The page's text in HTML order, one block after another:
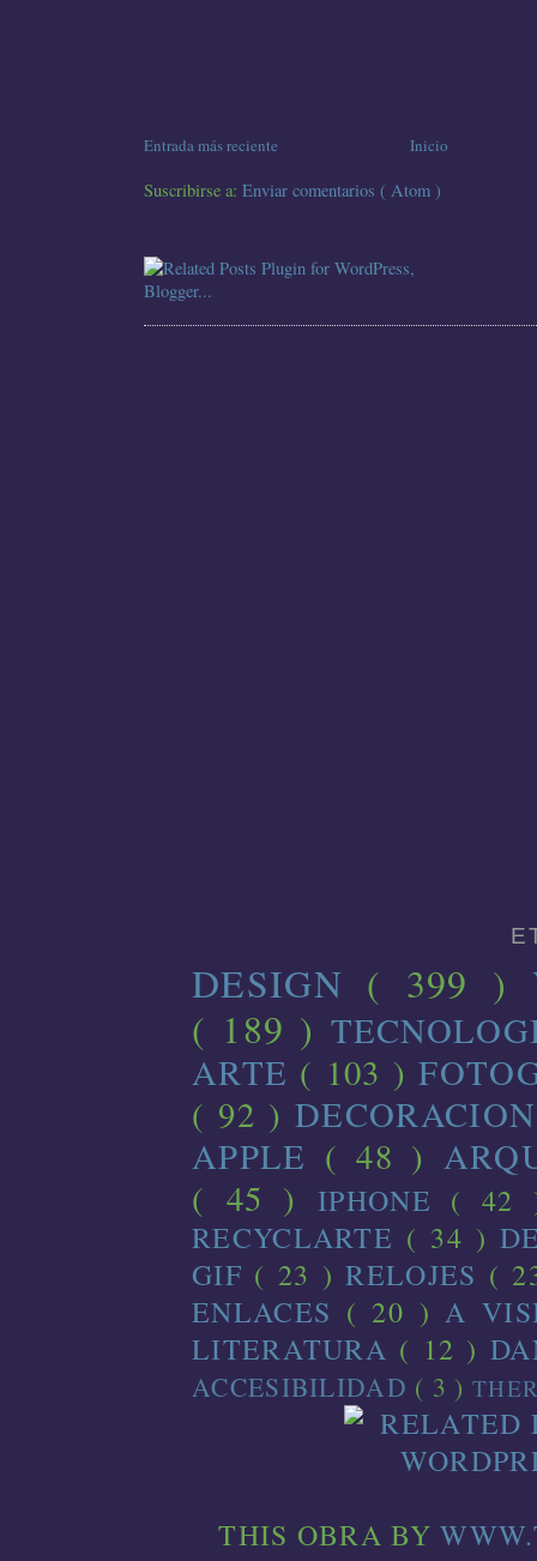
Entrada más reciente Inicio
Suscribirse a: Enviar comentarios ( Atom )
DESIGN ( 399 )
( 189 )
ARTE ( 103 )
( 92 )
APPLE ( 48 )
( 45 )IPHONE (
RECYCLARTE ( 34 )
GIF ( 23 )RELOJES (
ENLACES ( 20 )A
LITERATURA ( 12 )
ACCESIBILIDAD ( 3 )
THIS OBRA BY